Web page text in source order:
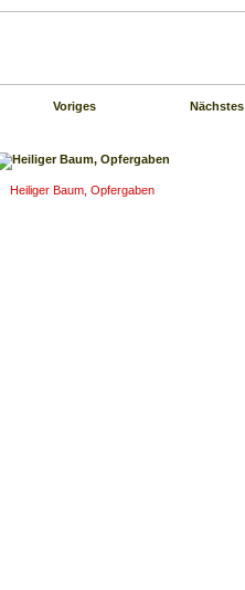
Voriges Nächstes
Heiliger Baum, Opfergaben